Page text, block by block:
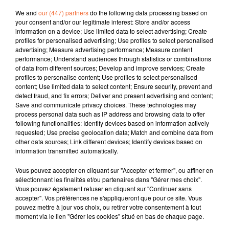
coaching bien-être
7 décembre 2021 - 9 min 27 sec
FAIRE SA PLACE
David Puaud
La voie(x) d'Alban
Alban est coach et formateur au sein d'Artic Coaching
0:00 9 min 27 sec
We and our (447) partnersdo the following data processing based on
your consent and/or our legitimate interest: Store and/or access
information on a device; Use limited data to select advertising; Create
profiles for personalised advertising; Use profiles to select personalised
advertising; Measure advertising performance; Measure content
performance; Understand audiences through statistics or combinations
of data from different sources; Develop and improve services; Create
profiles to personalise content; Use profiles to select personalised
content; Use limited data to select content; Ensure security, prevent and
detect fraud, and fix errors; Deliver and present advertising and content;
Save and communicate privacy choices. These technologies may
process personal data such as IP address and browsing data to offer
following functionalities: Identify devices based on information actively
requested; Use precise geolocation data; Match and combine data from
other data sources; Link different devices; Identify devices based on
information transmitted automatically.
Vous pouvez accepter en cliquant sur "Accepter et fermer", ou affiner en
sélectionnant les finalités et/ou partenaires dans "Gérer mes choix".
Vous pouvez également refuser en cliquant sur "Continuer sans
accepter". Vos préférences ne s'appliqueront que pour ce site. Vous
pouvez mettre à jour vos choix, ou retirer votre consentement à tout
moment via le lien "Gérer les cookies" situé en bas de chaque page.